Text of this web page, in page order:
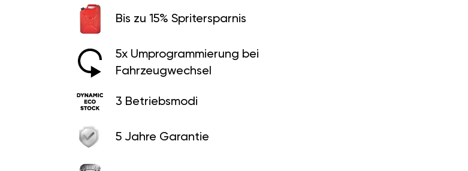
Bis zu 15% Spritersparnis
5x Umprogrammierung bei
Fahrzeugwechsel
3 Betriebsmodi
5 Jahre Garantie